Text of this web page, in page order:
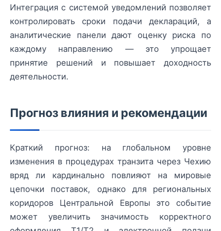
Интеграция с системой уведомлений позволяет
контролировать сроки подачи деклараций, а
аналитические панели дают оценку риска по
каждому направлению — это упрощает
принятие решений и повышает доходность
деятельности.
Прогноз влияния и рекомендации
Краткий прогноз: на глобальном уровне
изменения в процедурах транзита через Чехию
вряд ли кардинально повлияют на мировые
цепочки поставок, однако для региональных
коридоров Центральной Европы это событие
может увеличить значимость корректного